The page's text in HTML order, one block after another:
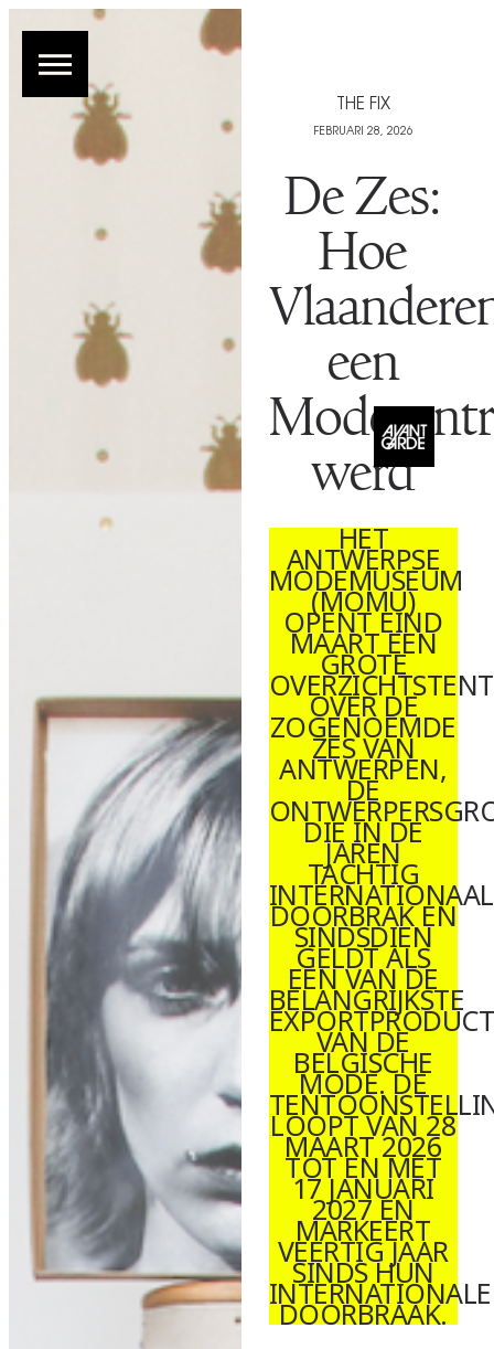
THE FIX
FEBRUARI 28, 2026
De Zes:
Hoe
een
werd
HET
ANTWERPSE
MODEMUSEUM
(MOMU)
OPENT EIND
MAART EEN
GROTE
OVER DE
ZOGENOEMDE
ZES VAN
ANTWERPEN,
DE
DIE IN DE
JAREN
TACHTIG
INTERNATIONAAL
DOORBRAK EN
SINDSDIEN
GELDT ALS
EEN VAN DE
BELANGRIJKSTE
VAN DE
BELGISCHE
MODE. DE
LOOPT VAN 28
MAART 2026
TOT EN MET
17 JANUARI
2027 EN
MARKEERT
VEERTIG JAAR
SINDS HUN
INTERNATIONALE
DOORBRAAK.